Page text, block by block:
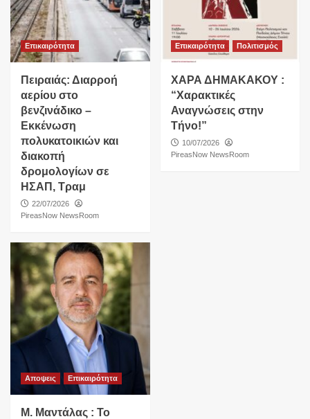
Επικαιρότητα
Πειραιάς: Διαρροή
αερίου στο
βενζινάδικο –
Εκκένωση
πολυκατοικιών και
διακοπή
δρομολογίων σε
ΗΣΑΠ, Τραμ
22/07/2026
PireasNow NewsRoom
Επικαιρότητα Πολιτισμός
ΧΑΡΑ ΔΗΜΑΚΑΚΟΥ :
“Χαρακτικές
Αναγνώσεις στην
Τήνο!”
10/07/2026
PireasNow NewsRoom
Αποψεις Επικαιρότητα
Μ. Μαντάλας : Το